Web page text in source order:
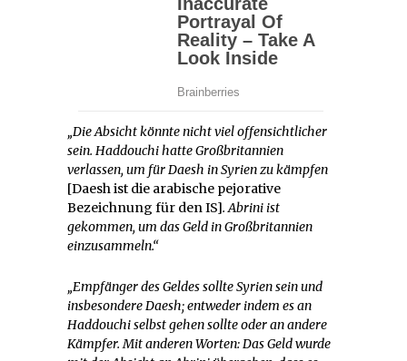
„Die Absicht könnte nicht viel offensichtlicher
sein. Haddouchi hatte Großbritannien
verlassen, um für Daesh in Syrien zu kämpfen
[Daesh ist die arabische pejorative
Bezeichnung für den IS]. Abrini ist
gekommen, um das Geld in Großbritannien
einzusammeln.“
„Empfänger des Geldes sollte Syrien sein und
insbesondere Daesh; entweder indem es an
Haddouchi selbst gehen sollte oder an andere
Kämpfer. Mit anderen Worten: Das Geld wurde